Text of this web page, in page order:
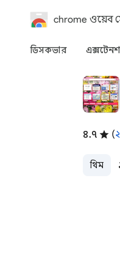
chrome ওয়েব
ডিসকভার
৪.৭ (
থিম